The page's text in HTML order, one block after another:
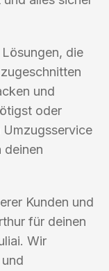
die
und
oder
Umzugsservice
deinen
Kunden und
für deinen
Wir